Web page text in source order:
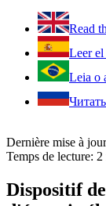
Read
Leer el
Leia o
Dernière mise à
Temps de lecture: 2
Dispositif